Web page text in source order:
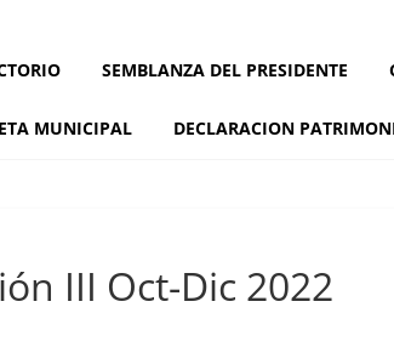
SEMBLANZA DEL PRESIDENTE
MUNICIPAL DECLARACION
III Oct-Dic 2022